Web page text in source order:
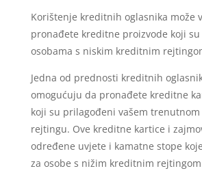
Korištenje kreditnih oglasnika može
pronađete kreditne proizvode koji
osobama s niskim kreditnim
Jedna od prednosti kreditnih
omogućuju da pronađete kreditne
koji su prilagođeni vašem
rejtingu. Ove kreditne kartice i
određene uvjete i kamatne stope
za osobe s nižim kreditnim